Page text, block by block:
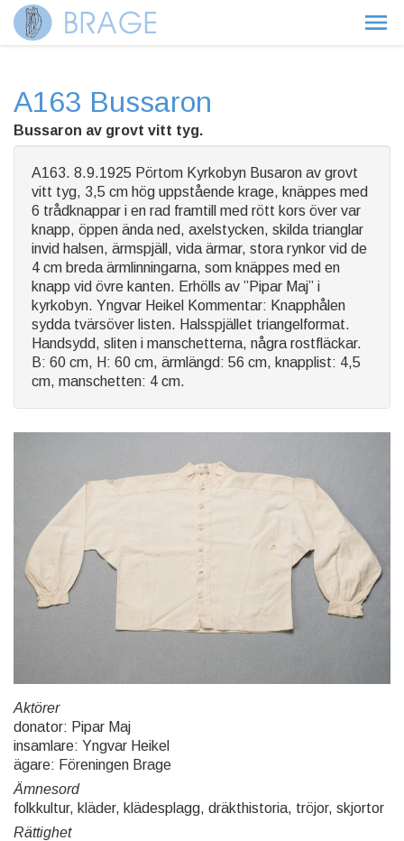
A163 Bussaron
Bussaron av grovt vitt tyg.
A163. 8.9.1925 Pörtom Kyrkobyn Busaron av grovt
vitt tyg, 3,5 cm hög uppstående krage, knäppes med
6 trådknappar i en rad framtill med rött kors över var
knapp, öppen ända ned, axelstycken, skilda trianglar
invid halsen, ärmspjäll, vida ärmar, stora rynkor vid de
4 cm breda ärmlinningarna, som knäppes med en
knapp vid övre kanten. Erhölls av ”Pipar Maj” i
kyrkobyn. Yngvar Heikel Kommentar: Knapphålen
sydda tvärsöver listen. Halsspjället triangelformat.
Handsydd, sliten i manschetterna, några rostfläckar.
B: 60 cm, H: 60 cm, ärmlängd: 56 cm, knapplist: 4,5
cm, manschetten: 4 cm.
Aktörer
donator: Pipar Maj
insamlare: Yngvar Heikel
ägare: Föreningen Brage
Ämnesord
folkkultur, kläder, klädesplagg, dräkthistoria, tröjor, skjortor
Rättighet